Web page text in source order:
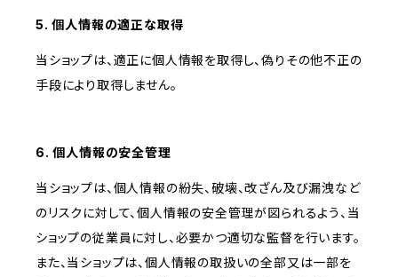
5. 個人情報の適正な取得
当ショップは、適正に個人情報を取得し、偽りその他不正の
手段により取得しません。
6. 個人情報の安全管理
当ショップは、個人情報の紛失、破壊、改ざん及び漏洩など
のリスクに対して、個人情報の安全管理が図られるよう、当
ショップの従業員に対し、必要かつ適切な監督を行います。
また、当ショップは、個人情報の取扱いの全部又は一部を